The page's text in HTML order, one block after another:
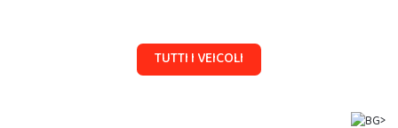
TUTTI I VEICOLI